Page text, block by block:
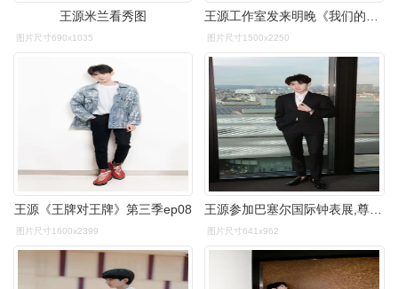
王源米兰看秀图
图片尺寸690x1035
王源工作室发来明晚《我们的歌》舞台照 这场音乐盛典的最后比拼不可
图片尺寸1500x2250
王源《王牌对王牌》第三季ep08
图片尺寸1600x2399 图片尺寸641x962